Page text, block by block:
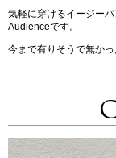
気軽に穿けるイージー
Audienceです。
今まで有りそうで無か